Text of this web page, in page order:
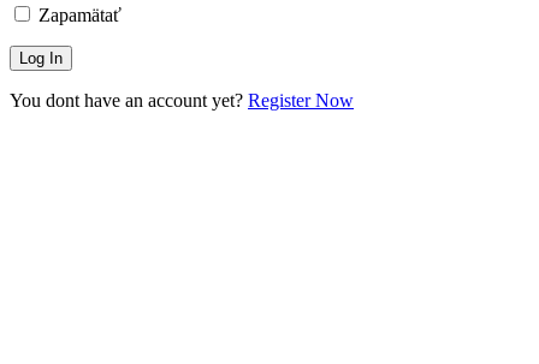
Zapamätať
You dont have an account yet? Register Now